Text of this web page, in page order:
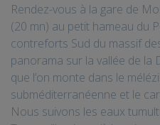
Rendez-vous à la gare de
(20 mn) au petit hameau du
contreforts Sud du massif
panorama sur la vallée de la
que l’on monte dans le
subméditerranéenne et le
Nous suivons les eaux